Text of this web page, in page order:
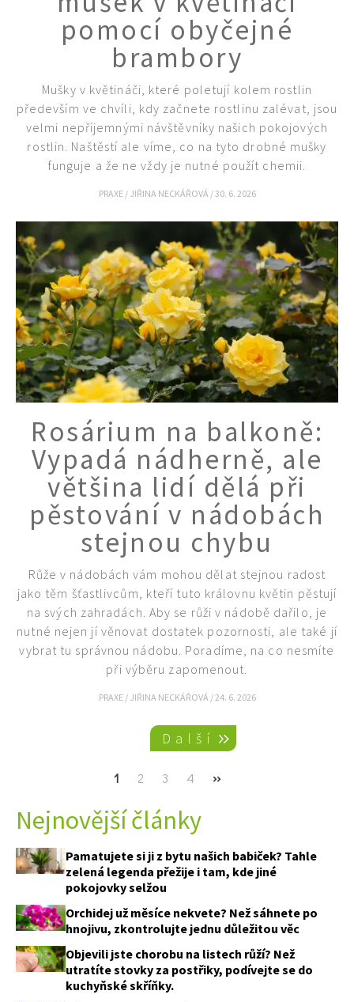
pomocí obyčejné
brambory
Mušky v květináči, které poletují kolem rostlin
především ve chvíli, kdy začnete rostlinu zalévat, jsou
velmi nepříjemnými návštěvníky našich pokojových
rostlin. Naštěstí ale víme, co na tyto drobné mušky
funguje a že ne vždy je nutné použít chemii.
PRAXE / JIŘINA NECKÁŘOVÁ /30. 6. 2026
Rosárium na balkoně:
Vypadá nádherně, ale
většina lidí dělá při
pěstování v nádobách
stejnou chybu
Růže v nádobách vám mohou dělat stejnou radost
jako těm šťastlivcům, kteří tuto královnu květin pěstují
na svých zahradách. Aby se růži v nádobě dařilo, je
nutné nejen jí věnovat dostatek pozornosti, ale také jí
vybrat tu správnou nádobu. Poradíme, na co nesmíte
při výběru zapomenout.
PRAXE / JIŘINA NECKÁŘOVÁ /24. 6. 2026
Pagination
Další
Current
1 Page
2 Page
3 Page
4
Next
››
Nejnovější články
Pamatujete si ji z bytu našich babiček? Tahle
zelená legenda přežije i tam, kde jiné
pokojovky selžou
Orchidej už měsíce nekvete? Než sáhnete po
hnojivu, zkontrolujte jednu důležitou věc
Objevili jste chorobu na listech růží? Než
utratíte stovky za postřiky, podívejte se do
kuchyňské skříňky.